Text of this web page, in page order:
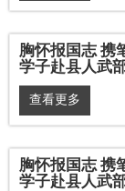
胸怀报国志 携
学子赴县人武
查看更多
胸怀报国志 携
学子赴县人武